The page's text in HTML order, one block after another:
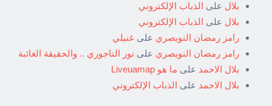
بلال على الذباب الإلكتروني
بلال على الذباب الإلكتروني
رامز رمضان النويصري على غنيلي
رامز رمضان النويصري على نور التاجوري .. والحقيقة الغائبة
بلال الاحمد على ما هو Liveuamap
بلال الاحمد على الذباب الإلكتروني